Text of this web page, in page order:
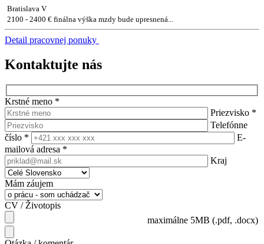
Bratislava V
2100 - 2400 € finálna výška mzdy bude upresnená...
Detail pracovnej ponuky
Kontaktujte nás
Krstné meno *
Priezvisko *
Telefónne
číslo *
E-
mailová adresa *
Kraj
Mám záujem
CV / Životopis
maximálne 5MB (.pdf, .docx)